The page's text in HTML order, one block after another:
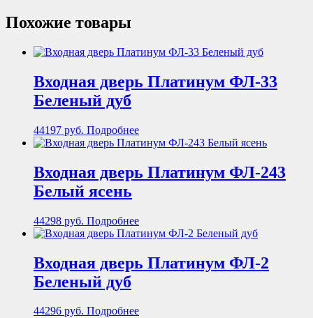
Похожие товары
Входная дверь Платинум ФЛ-33
Беленый дуб
44197 руб. Подробнее
Входная дверь Платинум ФЛ-243
Белый ясень
44298 руб. Подробнее
Входная дверь Платинум ФЛ-2
Беленый дуб
44296 руб. Подробнее